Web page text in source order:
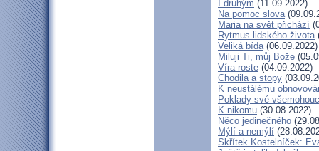
I druhým (11.09.2022)
Na pomoc slova
Maria na svět přichází
Rytmus lidského života
Veliká bída(06.09.2022)
Miluji Ti, můj Bože
Víra roste (04.09.2022)
Chodila a stopy
K neustálému
Poklady své
K nikomu (30.08.2022)
Něco jedinečného
Mýlí a nemýlí
Skřítek Kostelníček: